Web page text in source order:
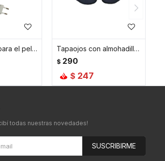
Planchita mini para el pelo con estuche - Amarillo Tapaojos con almohadilla para viaje - Negro
$ 290
$ 247
todas nuestras novedades!
SUSCRIBIRME